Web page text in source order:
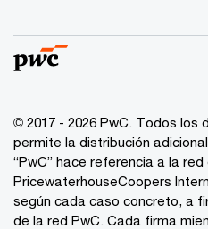
© 2017 - 2026 PwC. Todos los
permite la distribución
“PwC” hace referencia a la
PricewaterhouseCoopers
según cada caso concreto, a
de la red PwC. Cada firma